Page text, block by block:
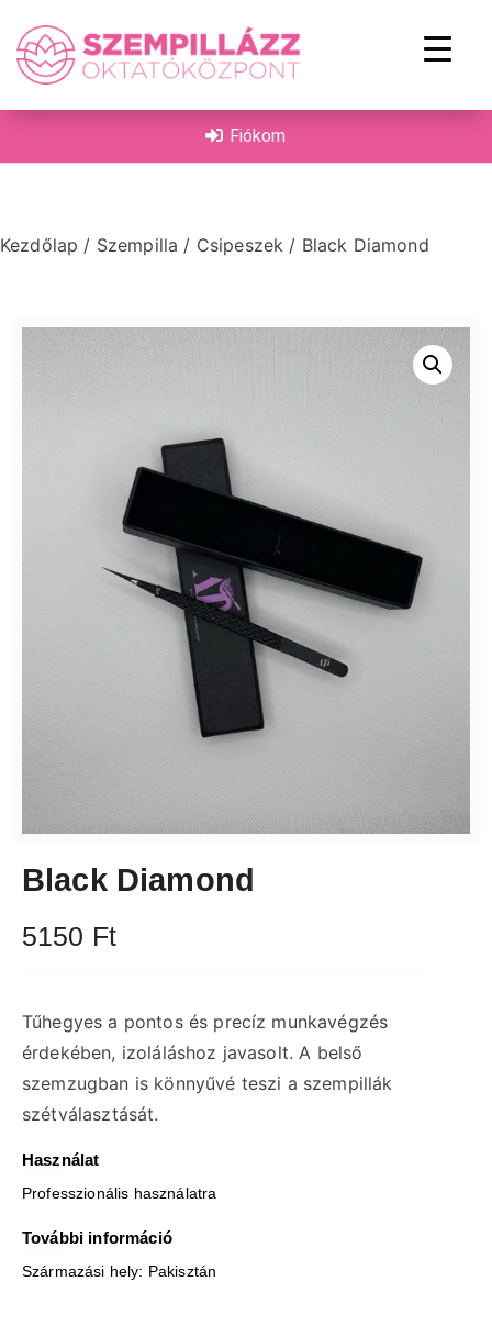
Fiókom
Kezdőlap / Szempilla / Csipeszek / Black Diamond
Black Diamond
5150 Ft
Tűhegyes a pontos és precíz munkavégzés
érdekében, izoláláshoz javasolt. A belső
szemzugban is könnyűvé teszi a szempillák
szétválasztását.
Használat
Professzionális használatra
További információ
Származási hely: Pakisztán